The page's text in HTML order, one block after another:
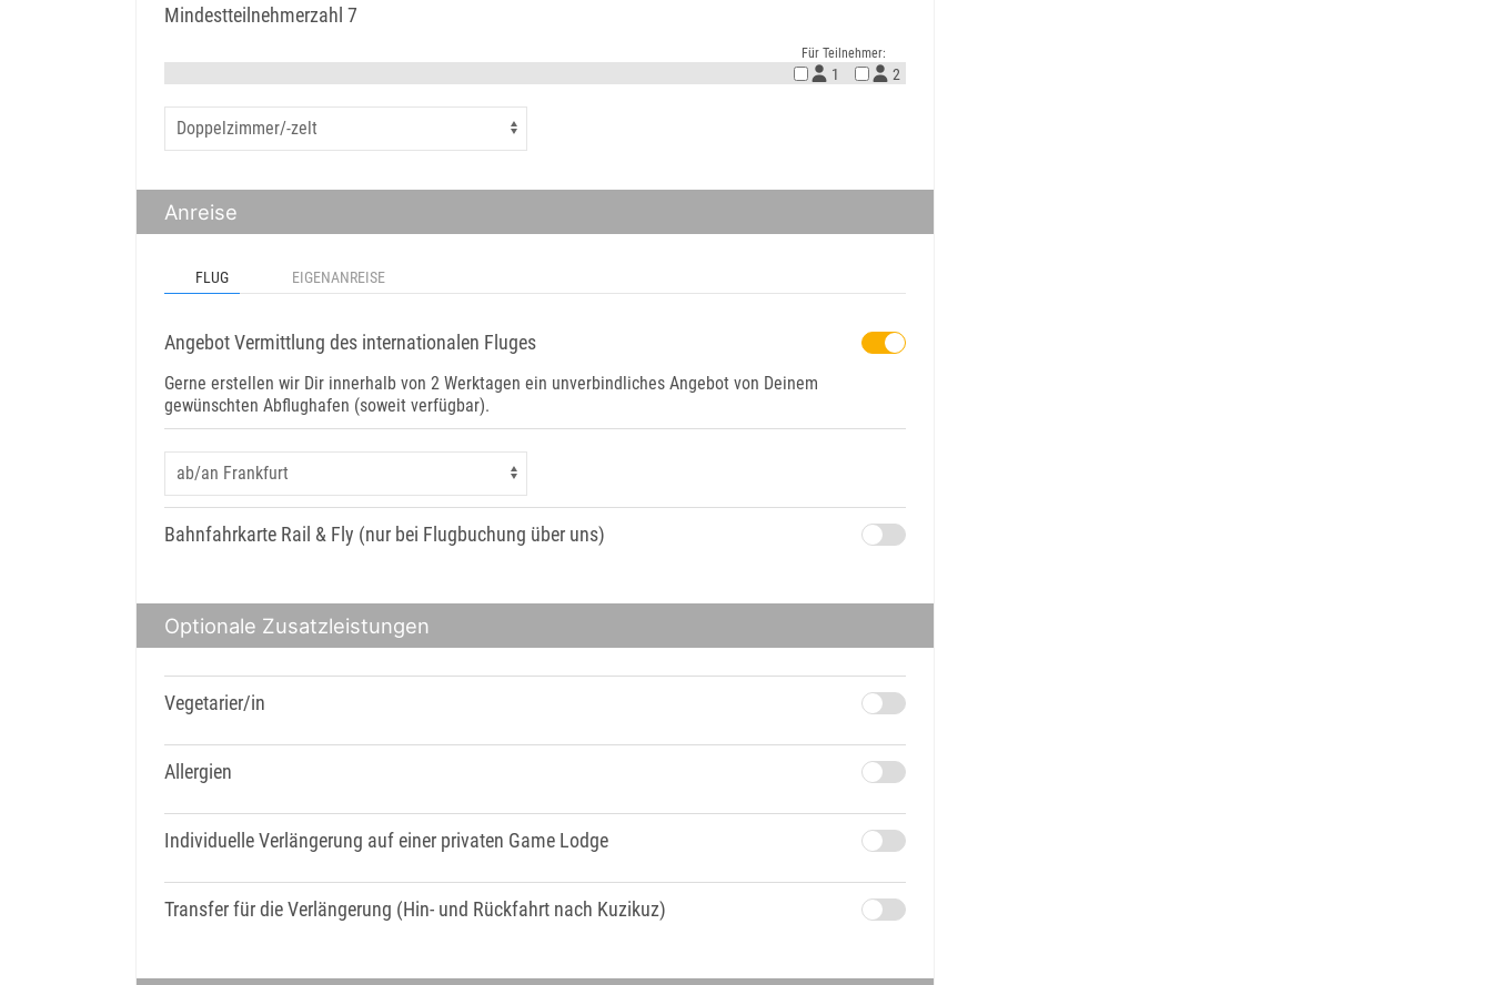
Mindestteilnehmerzahl 7
Für Teilnehmer:
1 2
Anreise
FLUG EIGENANREISE
Angebot Vermittlung des internationalen Fluges
Gerne erstellen wir Dir innerhalb von 2 Werktagen ein unverbindliches Angebot von Deinem
gewünschten Abflughafen (soweit verfügbar).
Bahnfahrkarte Rail & Fly (nur bei Flugbuchung über uns)
Optionale Zusatzleistungen
Vegetarier/in
Allergien
Individuelle Verlängerung auf einer privaten Game Lodge
Transfer für die Verlängerung (Hin- und Rückfahrt nach Kuzikuz)